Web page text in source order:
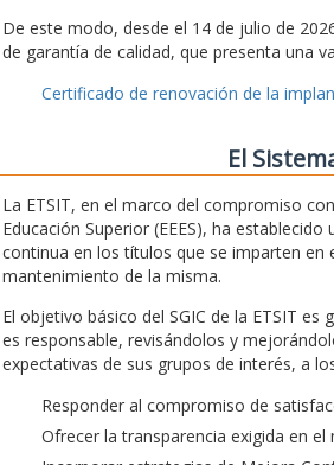
De este modo, desde el 14 de julio de
de garantía de calidad, que presenta una
Certificado de renovación de la
El
La ETSIT, en el marco del compromiso
Educación Superior (EEES), ha
continua en los títulos que se imparten en
mantenimiento de la misma.
El objetivo básico del SGIC de la ETSIT
es responsable, revisándolos y
expectativas de sus grupos de interés, a
Responder al compromiso de
Ofrecer la transparencia exigida en el